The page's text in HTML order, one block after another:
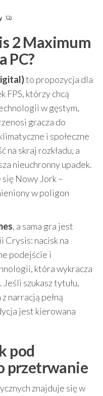
2 Maximum
PC?
to propozycja dla
FPS, którzy chcą
w gęstym,
gracza do
i społeczne
na skraj rozkładu, a
nieuchronny upadek.
Nowy Jork –
w poligon
, a sama gra jest
Crysis: nacisk na
podejście i
która wykracza
Jeśli szukasz tytułu,
narracją pełną
jest kierowana
pod
przetrwanie
znajduje się w